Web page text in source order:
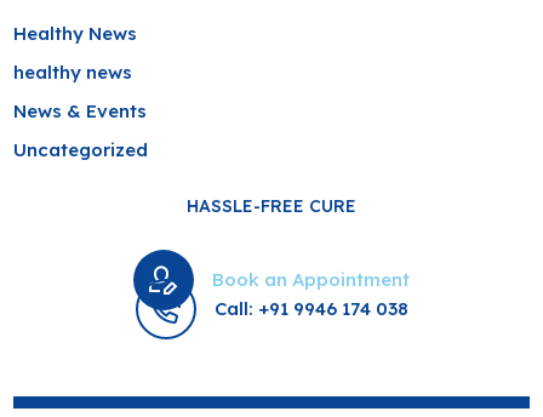
Healthy News
healthy news
News & Events
Uncategorized
HASSLE-FREE CURE
Book an Appointment
Call: +91 9946 174 038